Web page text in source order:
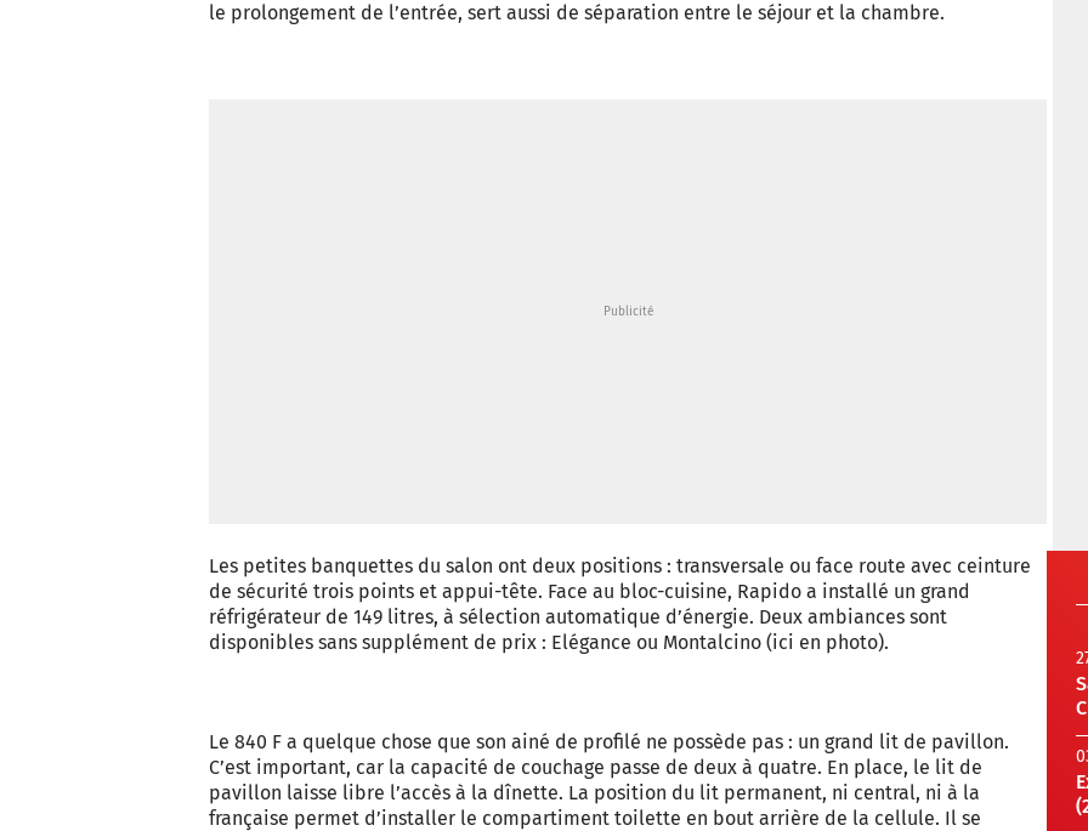
le prolongement de l’entrée, sert aussi de séparation entre le séjour et la chambre.
Les petites banquettes du salon ont deux positions : transversale ou face route avec ceinture
de sécurité trois points et appui-tête. Face au bloc-cuisine, Rapido a installé un grand
réfrigérateur de 149 litres, à sélection automatique d’énergie. Deux ambiances sont
disponibles sans supplément de prix : Elégance ou Montalcino (ici en photo).
Le 840 F a quelque chose que son ainé de profilé ne possède pas : un grand lit de pavillon.
C’est important, car la capacité de couchage passe de deux à quatre. En place, le lit de
pavillon laisse libre l’accès à la dînette. La position du lit permanent, ni central, ni à la
française permet d’installer le compartiment toilette en bout arrière de la cellule. Il se